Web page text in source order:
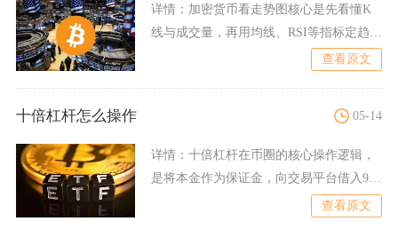
详情： 加密货币看走势图核心是先看懂K
线与成交量，再用均线、RSI等指标定趋势
查看原文
十倍杠杆怎么操作 05-14
详情： 十倍杠杆在币圈的核心操作逻辑，
是将本金作为保证金，向交易平台借入9倍
查看原文